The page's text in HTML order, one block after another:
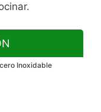
Inoxidable